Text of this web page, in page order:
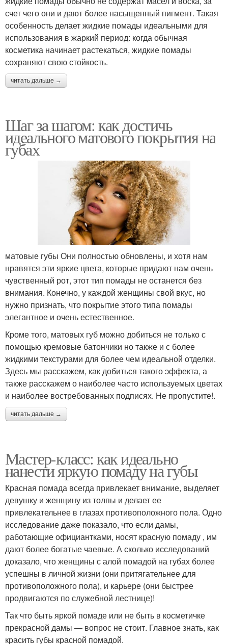
счет чего они и дают более насыщенный пигмент. Такая
особенность делает жидкие помады идеальными для
использования в жаркий период: когда обычная
косметика начинает растекаться, жидкие помады
сохраняют свою стойкость.
читать дальше →
Шаг за шагом: как достичь
идеального матового покрытия на
губах
матовые губы Они полностью обновлены, и хотя нам
нравятся эти яркие цвета, которые придают нам очень
чувственный рот, этот тип помады не останется без
внимания. Конечно, у каждой женщины свой вкус, но
нужно признать, что покрытие этого типа помады
элегантное и очень естественное.
Кроме того, матовых губ можно добиться не только с
помощью кремовые батончики но также и с более
жидкими текстурами для более чем идеальной отделки.
Здесь мы расскажем, как добиться такого эффекта, а
также расскажем о наиболее часто используемых цветах
и ​​наиболее востребованных подписях. Не пропустите!.
читать дальше →
Мастер-класс: как идеально
нанести яркую помаду на губы
Красная помада всегда привлекает внимание, выделяет
девушку и женщину из толпы и делает ее
привлекательнее в глазах противоположного пола. Одно
исследование даже показало, что если дамы,
работающие официантками, носят красную помаду , им
дают более богатые чаевые. А сколько исследований
доказало, что женщины с алой помадой на губах более
успешны в личной жизни (они притягательнее для
противоположного пола), и карьере (они быстрее
продвигаются по служебной лестнице)!
Так что быть яркой помаде или не быть в косметичке
прекрасной дамы — вопрос не стоит. Главное знать, как
красить губы красной помадой.